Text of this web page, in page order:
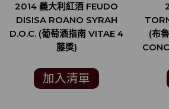
2014 義大利紅酒 FEUDO
DISISA ROANO SYRAH
D.O.C. (葡萄酒指南 VITAE 4
藤獎)
加入清單
(布